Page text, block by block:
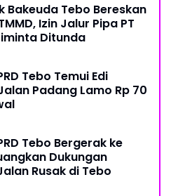
Bakeuda Tebo Bereskan
Izin Jalur Pipa PT
Ditunda
Tebo Temui Edi
Padang Lamo Rp 70
Tebo Bergerak ke
Dukungan
Rusak di Tebo